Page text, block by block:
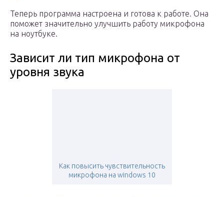
Теперь программа настроена и готова к работе. Она
поможет значительно улучшить работу микрофона
на ноутбуке.
Зависит ли тип микрофона от
уровня звука
Как повысить чувствительность
микрофона на windows 10